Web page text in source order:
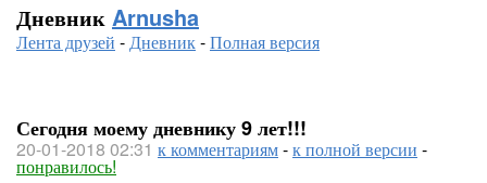
Дневник Arnusha
Лента друзей -Дневник-Полная версия
Сегодня моему дневнику 9 лет!!!
20-01-2018 02:31 к комментариям-к полной версии -
понравилось!